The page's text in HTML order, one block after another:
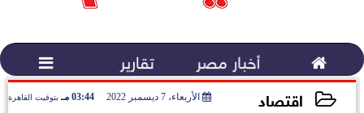
 أخبار مصر تقارير 
اقتصاد الأربعاء، 7 ديسمبر 2022 03:44 مـ بتوقيت القاهرة